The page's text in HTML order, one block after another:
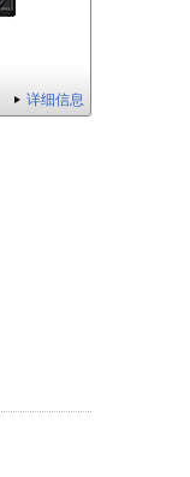
详细信息